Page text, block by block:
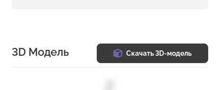
3D Модель Скачать 3D-модель